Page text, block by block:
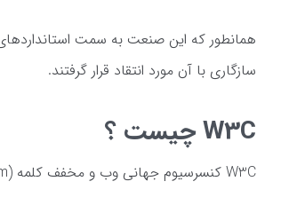
سازگاری با آن مورد انتقاد قرار گرفتند.
W3C چیست ؟
W3C کنسرسیوم جهانی وب و مخفف کلمه (World Wide Web Consortium) میباشد.